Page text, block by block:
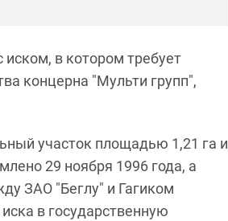
в котором требует
концерна "Мульти групп",
участок площадью 1,21 га и
29 ноября 1996 года, а
ЗАО "Беглу" и Гагиком
в государственную